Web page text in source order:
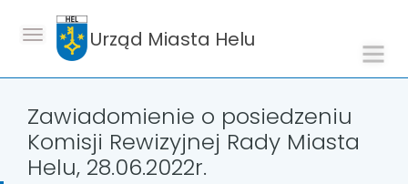
Urząd Miasta Helu
Zawiadomienie o posiedzeniu
Komisji Rewizyjnej Rady Miasta
Helu, 28.06.2022r.